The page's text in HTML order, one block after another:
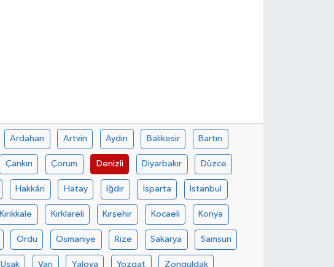
Ardahan Artvin Aydın Balıkesir Bartın
Çankırı Çorum Denizli Diyarbakır Düzce
Hakkâri Hatay Iğdır Isparta İstanbul
Kırıkkale Kırklareli Kırşehir Kocaeli Konya
Ordu Osmaniye Rize Sakarya Samsun
Uşak Van Yalova Yozgat Zonguldak